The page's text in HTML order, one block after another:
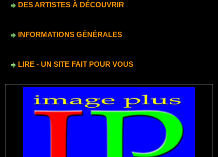
DES ARTISTES À DÉCOUVRIR
INFORMATIONS GÉNÉRALES
LIRE - UN SITE FAIT POUR VOUS